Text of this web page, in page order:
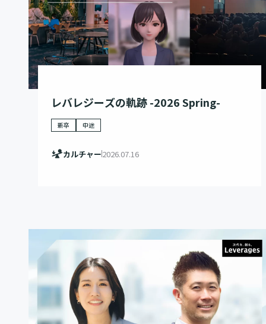
レバレジーズの軌跡 -2026 Spring-
新卒 中途
カルチャー2026.07.16